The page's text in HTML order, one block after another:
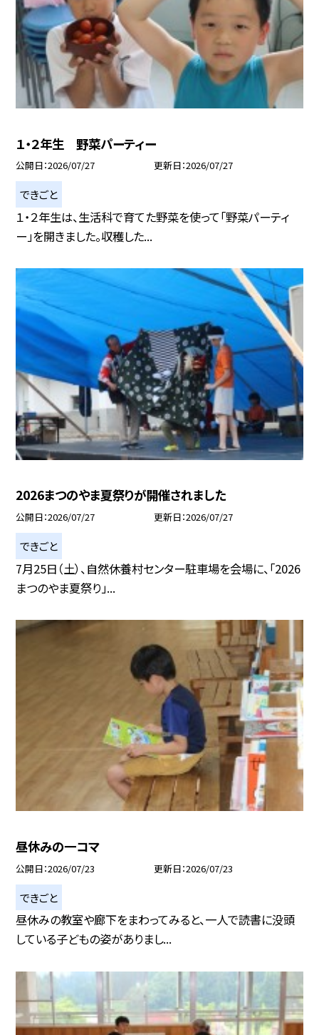
１・２年生 野菜パーティー
公開日 2026/07/27 更新日 2026/07/27
できごと
１・２年生は、生活科で育てた野菜を使って「野菜パーティ
ー」を開きました。収穫した...
2026まつのやま夏祭りが開催されました
公開日 2026/07/27 更新日 2026/07/27
できごと
7月25日（土）、自然休養村センター駐車場を会場に、「2026
まつのやま夏祭り」...
昼休みの一コマ
公開日 2026/07/23 更新日 2026/07/23
できごと
昼休みの教室や廊下をまわってみると、一人で読書に没頭
している子どもの姿がありまし...